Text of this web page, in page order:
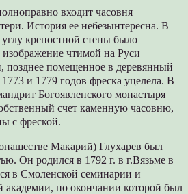
входит часовня
История ее небезынтересна. В
крепостной стены было
чтимой на Руси
позднее помещенное в деревянный
и 1779 годов фреска уцелела. В
Богоявленского монастыря
счет каменную часовню,
с фреской.
Макарий) Глухарев был
Он родился в 1792 г. в г.Вязьме в
в Смоленской семинарии и
академии, по окончании которой был